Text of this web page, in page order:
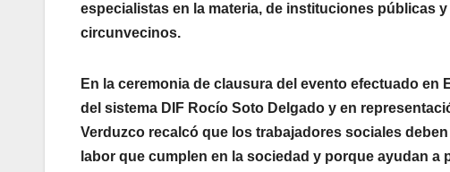
especialistas en la materia, de instituciones públicas
circunvecinos.
En la ceremonia de clausura del evento efectuado
del sistema DIF Rocío Soto Delgado y en
Verduzco recalcó que los trabajadores sociales
labor que cumplen en la sociedad y porque ayudan